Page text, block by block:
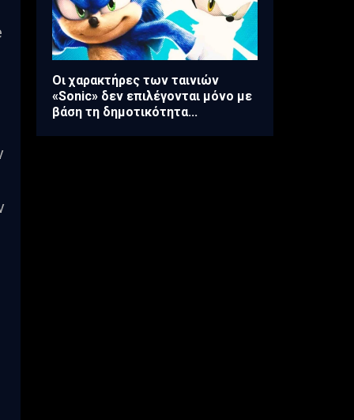
Οι χαρακτήρες των ταινιών
«Sonic» δεν επιλέγονται μόνο με
βάση τη δημοτικότητα...